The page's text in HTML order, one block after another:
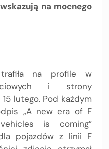
na mocnego
trafiła na profile w
i strony
lutego. Pod każdym
„A new era of F
is coming”
pojazdów z linii F